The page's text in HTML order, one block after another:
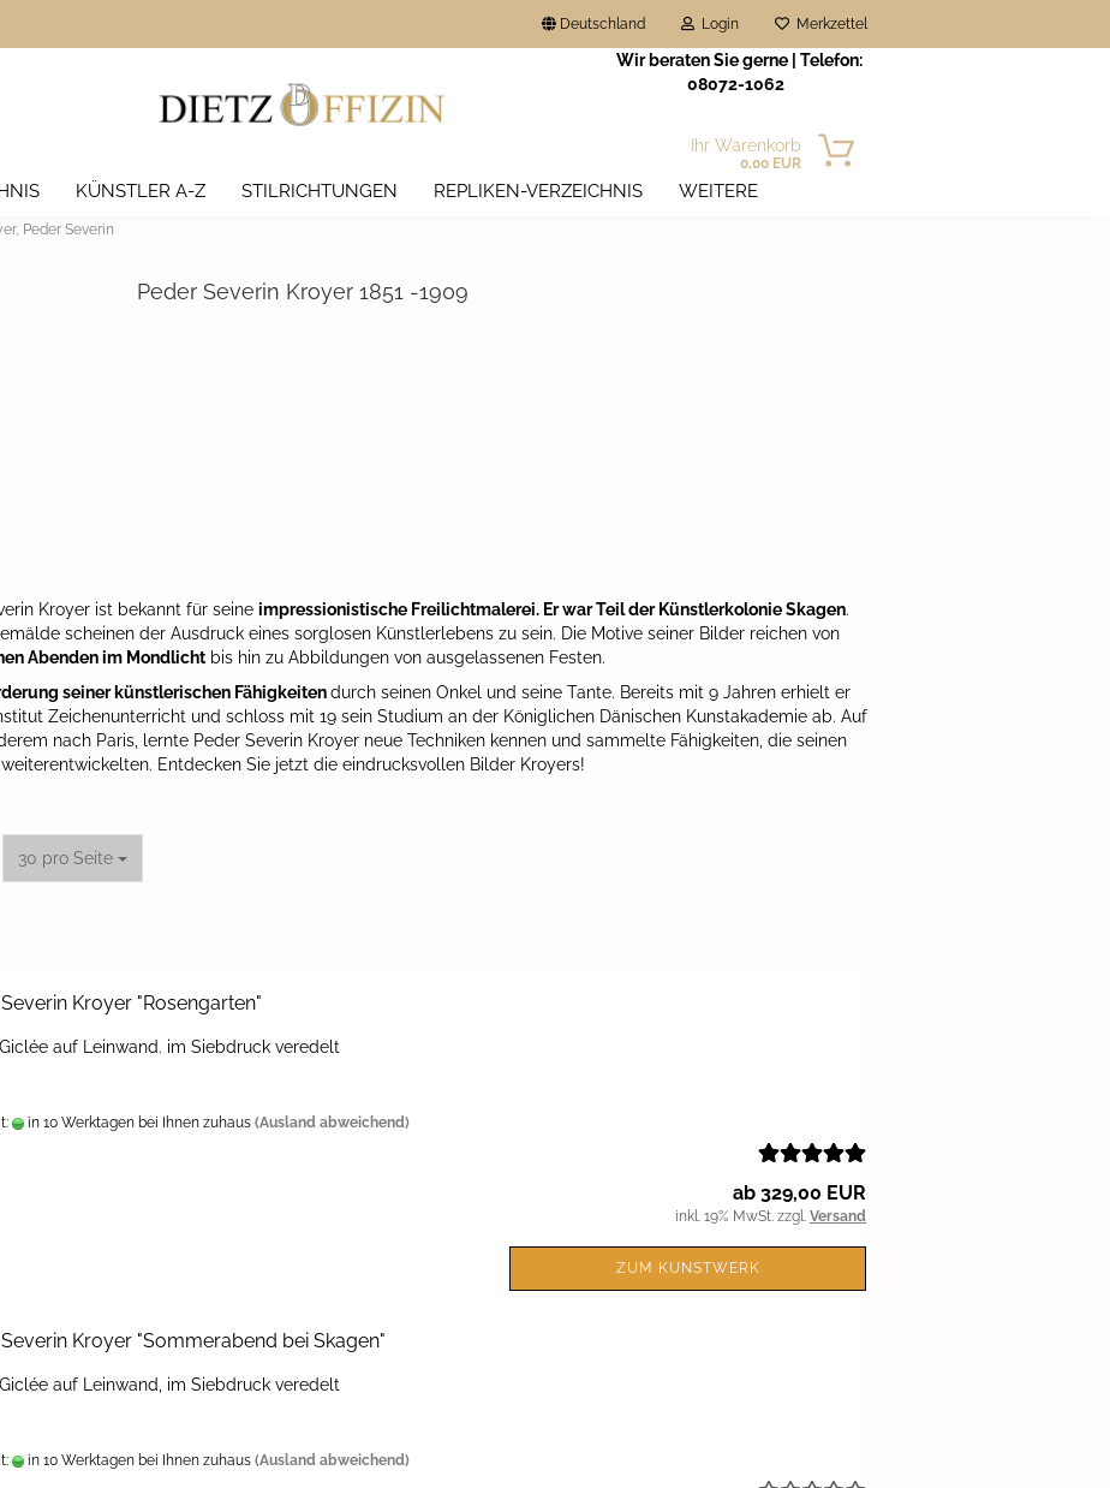
Deutschland
Lieferland
Login Merkzettel
Wir beraten Sie gerne | Telefon:
08072-1062
Ihr Warenkorb
0,00 EUR
KÜNSTLER A-Z STILRICHTUNGEN REPLIKEN-VERZEICHNIS WEITERE
Peder Severin
Peder Severin Kroyer 1851 -1909
Kroyer ist bekannt für seine impressionistische Freilichtmalerei. Er war Teil der Künstlerkolonie Skagen.
scheinen der Ausdruck eines sorglosen Künstlerlebens zu sein. Die Motive seiner Bilder reichen von
Abenden im Mondlicht bis hin zu Abbildungen von ausgelassenen Festen.
seiner künstlerischen Fähigkeitendurch seinen Onkel und seine Tante. Bereits mit 9 Jahren erhielt er
Zeichenunterricht und schloss mit 19 sein Studium an der Königlichen Dänischen Kunstakademie ab. Auf
nach Paris, lernte Peder Severin Kroyer neue Techniken kennen und sammelte Fähigkeiten, die seinen
Entdecken Sie jetzt die eindrucksvollen Bilder Kroyers!
30 pro Seite
pro Seite
Kroy­er "Ro­sen­gar­ten"
auf Lein­wand. im Sieb­druck ver­edelt
in 10 Werktagen bei Ihnen zuhaus (Ausland abweichend)
ab 329,00 EUR
inkl. 19% MwSt. zzgl. Versand
ZUM KUNSTWERK
Kroy­er "Som­mer­abend bei Ska­gen"
auf Lein­wand, im Sieb­druck ver­edelt
in 10 Werktagen bei Ihnen zuhaus (Ausland abweichend)